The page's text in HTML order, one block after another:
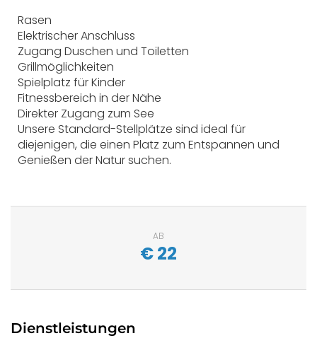
Rasen
Elektrischer Anschluss
Zugang Duschen und Toiletten
Grillmöglichkeiten
Spielplatz für Kinder
Fitnessbereich in der Nähe
Direkter Zugang zum See
Unsere Standard-Stellplätze sind ideal für
diejenigen, die einen Platz zum Entspannen und
Genießen der Natur suchen.
AB
€22
Dienstleistungen